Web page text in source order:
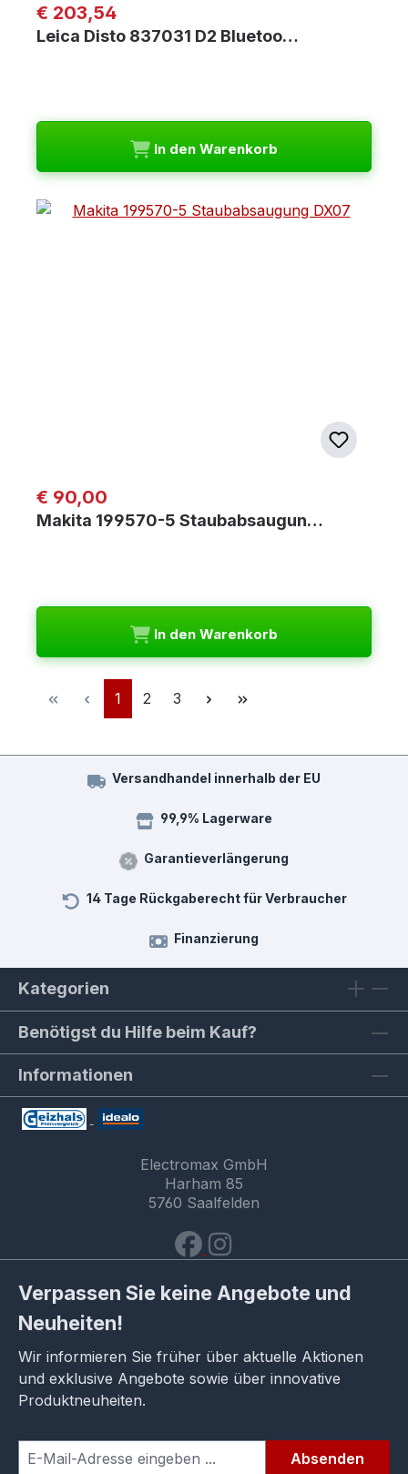
Regulärer Preis:
€ 203,54
Leica Disto 837031 D2 Bluetoo…
In den Warenkorb
Regulärer Preis:
€ 90,00
Makita 199570-5 Staubabsaugun…
In den Warenkorb
Seite
1 Seite
2 Seite
3
Versandhandel innerhalb der EU
99,9% Lagerware
Garantieverlängerung
14 Tage Rückgaberecht für Verbraucher
Finanzierung
Kategorien
Benötigst du Hilfe beim Kauf?
Informationen
Electromax GmbH
Harham 85
5760 Saalfelden
Verpassen Sie keine Angebote und
Neuheiten!
Wir informieren Sie früher über aktuelle Aktionen
und exklusive Angebote sowie über innovative
Produktneuheiten.
Absenden